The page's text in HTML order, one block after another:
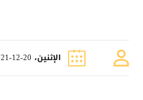
الإثنين، 20-12-2021